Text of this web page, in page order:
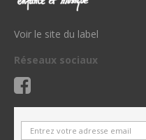
Voir le site du label
Réseaux sociaux